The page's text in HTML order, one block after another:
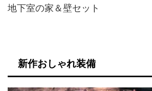
地下室の家＆壁セット
新作おしゃれ装備